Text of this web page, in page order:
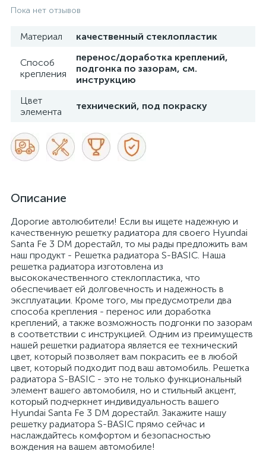
Пока нет отзывов
Материал качественный стеклопластик
Способ
крепления
перенос/доработка креплений,
подгонка по зазорам, см.
инструкцию
Цвет
элемента
технический, под покраску
Описание
Дорогие автолюбители! Если вы ищете надежную и
качественную решетку радиатора для своего Hyundai
Santa Fe 3 DM дорестайл, то мы рады предложить вам
наш продукт - Решетка радиатора S-BASIC. Наша
решетка радиатора изготовлена из
высококачественного стеклопластика, что
обеспечивает ей долговечность и надежность в
эксплуатации. Кроме того, мы предусмотрели два
способа крепления - перенос или доработка
креплений, а также возможность подгонки по зазорам
в соответствии с инструкцией. Одним из преимуществ
нашей решетки радиатора является ее технический
цвет, который позволяет вам покрасить ее в любой
цвет, который подходит под ваш автомобиль. Решетка
радиатора S-BASIC - это не только функциональный
элемент вашего автомобиля, но и стильный акцент,
который подчеркнет индивидуальность вашего
Hyundai Santa Fe 3 DM дорестайл. Закажите нашу
решетку радиатора S-BASIC прямо сейчас и
наслаждайтесь комфортом и безопасностью
вождения на вашем автомобиле!